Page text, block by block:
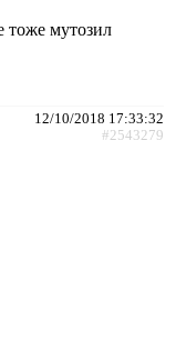
тоже мутозил
12/10/2018 17:33:32
#2543279